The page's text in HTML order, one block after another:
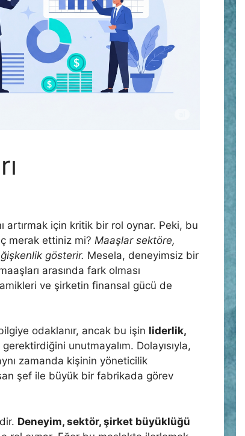
artırmak için kritik bir rol oynar. Peki, bu
merak ettiniz mi? Maaşlar sektöre,
gösterir. Mesela, deneyimsiz bir
arasında fark olması
ve şirketin finansal gücü de
odaklanır, ancak bu işin liderlik,
unutmayalım. Dolayısıyla,
zamanda kişinin yöneticilik
şef ile büyük bir fabrikada görev
Deneyim, sektör, şirket büyüklüğü